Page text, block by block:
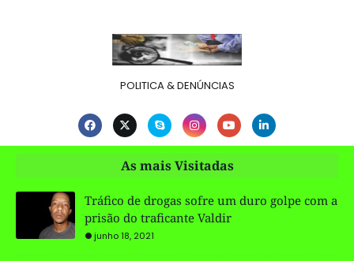
POLITICA & DENÚNCIAS
As mais Visitadas
Tráfico de drogas sofre um duro golpe com a
prisão do traficante Valdir
junho 18, 2021